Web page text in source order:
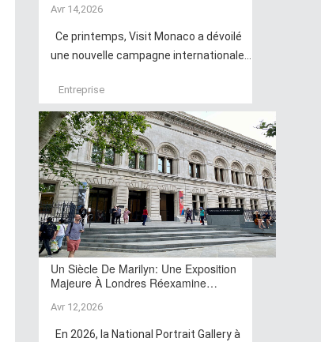
Avr 14,2026
Ce printemps, Visit Monaco a dévoilé
une nouvelle campagne internationale...
Entreprise
Un Siècle De Marilyn: Une Exposition
Majeure À Londres Réexamine…
Avr 12,2026
En 2026, la National Portrait Gallery à